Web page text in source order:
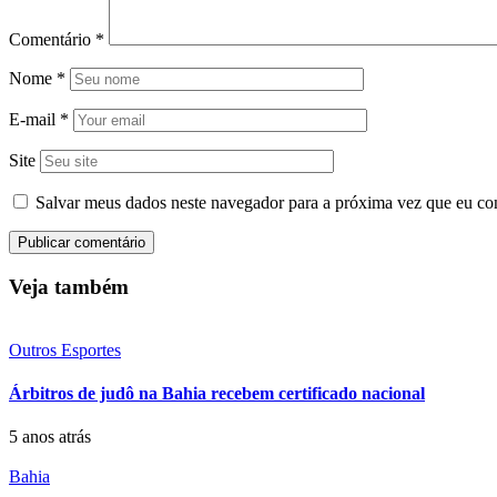
Comentário *
Nome *
E-mail *
Site
Salvar meus dados neste navegador para a próxima vez que eu
Veja também
Outros Esportes
Árbitros de judô na Bahia recebem certificado nacional
5 anos atrás
Bahia